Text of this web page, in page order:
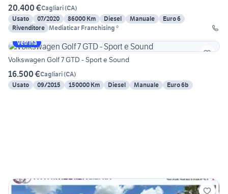
20.400 €Cagliari(CA)
Usato
07/2020 86000 Km Diesel Manuale
Euro 6
Rivenditore Mediaticar Franchising ®
Vetrina
Volkswagen Golf 7 GTD - Sport e Sound
16.500 €Cagliari(CA)
Usato
09/2015 150000 Km Diesel Manuale Euro 6b